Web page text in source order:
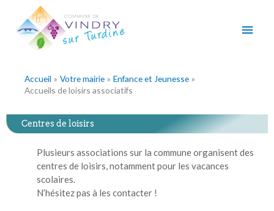
contenu
Accueil Votre mairie
Enfance et Jeunesse
Accueils de loisirs associatifs
Centres de loisirs
Plusieurs associations sur la commune organisent des
centres de loisirs, notamment pour les vacances
scolaires.
N’hésitez pas à les contacter !